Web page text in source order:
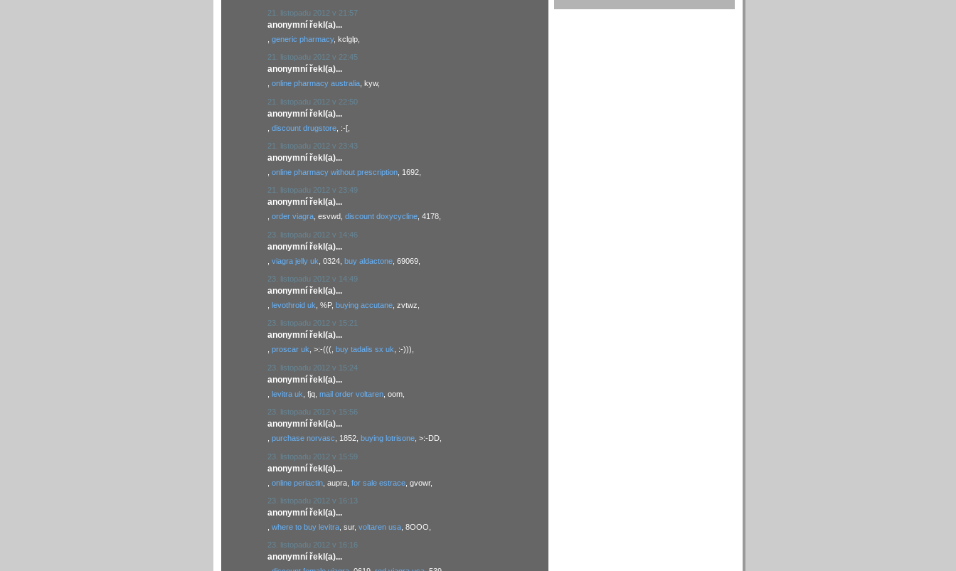
21. listopadu 2012 v 21:57
anonymní řekl(a)...
generic pharmacy, kclglp,
21. listopadu 2012 v 22:45
anonymní řekl(a)...
online pharmacy australia , kyw,
21. listopadu 2012 v 22:50
anonymní řekl(a)...
discount drugstore , :-[,
21. listopadu 2012 v 23:43
anonymní řekl(a)...
online pharmacy without prescription , 1692,
21. listopadu 2012 v 23:49
anonymní řekl(a)...
order viagra , esvwd, discount doxycycline , 4178,
23. listopadu 2012 v 14:46
anonymní řekl(a)...
viagra jelly uk , 0324, buy aldactone , 69069,
23. listopadu 2012 v 14:49
anonymní řekl(a)...
levothroid uk , %P, buying accutane , zvtwz,
23. listopadu 2012 v 15:21
anonymní řekl(a)...
, proscar uk, >:-(((, buy tadalis sx uk, :-))),
23. listopadu 2012 v 15:24
anonymní řekl(a)...
levitra uk , fjq, mail order voltaren , oom,
23. listopadu 2012 v 15:56
anonymní řekl(a)...
purchase norvasc , 1852, buying lotrisone , >:-DD,
23. listopadu 2012 v 15:59
anonymní řekl(a)...
online periactin , aupra, for sale estrace , gvowr,
23. listopadu 2012 v 16:13
anonymní řekl(a)...
where to buy levitra , sur, voltaren usa , 8OOO,
23. listopadu 2012 v 16:16
anonymní řekl(a)...